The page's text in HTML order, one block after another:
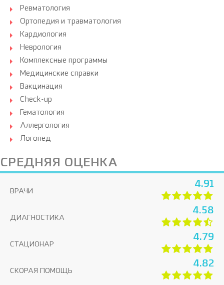
Ревматология
Ортопедия и травматология
Кардиология
Неврология
Комплексные программы
Медицинские справки
Вакцинация
Check-up
Гематология
Аллергология
Логопед
СРЕДНЯЯ ОЦЕНКА
ВРАЧИ
4.91
ДИАГНОСТИКА
4.58
СТАЦИОНАР
4.79
СКОРАЯ ПОМОЩЬ
4.82